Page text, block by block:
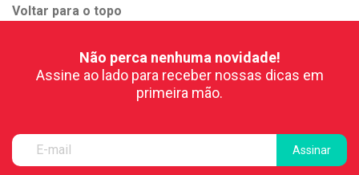
Voltar para o topo
Não perca nenhuma novidade!
Assine ao lado para receber nossas dicas em
primeira mão.